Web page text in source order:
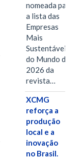
nomeada para
a lista das
Empresas
Mais
Sustentáveis
do Mundo de
2026 da
revista…
XCMG
reforça a
produção
local e a
inovação
no Brasil.